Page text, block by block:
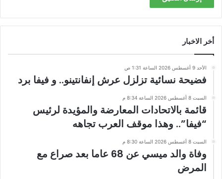
أخر الاخبار
الأحد 9 أغسطس 2026 الساعة 1:31 ص
فضيحة نسائية تزلزل عرش إنفانتينو.. و فيفا برد
السبت 8 أغسطس 2026 الساعة 8:34 م
قائمة بالاتحادات المعارضة والمؤيدة لرئيس
“فيفا”.. وهذا موقف العرب تجاهه
السبت 8 أغسطس 2026 الساعة 8:30 م
وفاة والد ميسي عن 68 عاما بعد صراع مع
المرض